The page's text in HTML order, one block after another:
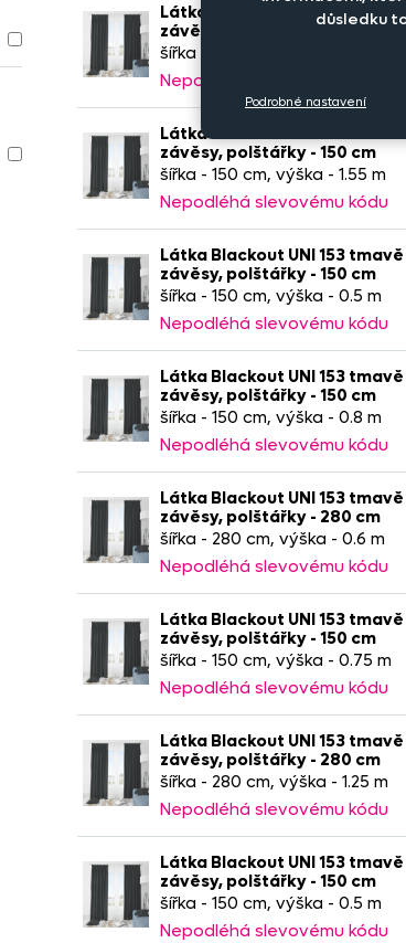
Látka Blackout UNI 153
závěsy,
polštářky - 150 cm
šířka - 150 cm, výška - 0.5 m
Nepodléhá slevovému kódu
Látka Blackout UNI 153
závěsy, polštářky - 150 cm
šířka - 150 cm, výška - 1.55 m
Nepodléhá slevovému kódu
Látka Blackout UNI 153
závěsy, polštářky - 150 cm
šířka - 150 cm, výška - 0.5 m
Nepodléhá slevovému kódu
Látka Blackout UNI 153
závěsy, polštářky - 150 cm
šířka - 150 cm, výška - 0.8 m
Nepodléhá slevovému kódu
Látka Blackout UNI 153
závěsy, polštářky - 280 cm
šířka - 280 cm, výška - 0.6 m
Nepodléhá slevovému kódu
Látka Blackout UNI 153
závěsy, polštářky - 150 cm
šířka - 150 cm, výška - 0.75 m
Nepodléhá slevovému kódu
Látka Blackout UNI 153
závěsy, polštářky - 280 cm
šířka - 280 cm, výška - 1.25 m
Nepodléhá slevovému kódu
Látka Blackout UNI 153
závěsy, polštářky - 150 cm
šířka - 150 cm, výška - 0.5 m
Nepodléhá slevovému kódu
důsledku
Podrobné nastavení